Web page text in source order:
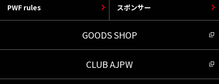
PWF rules スポンサー
GOODS SHOP
CLUB AJPW